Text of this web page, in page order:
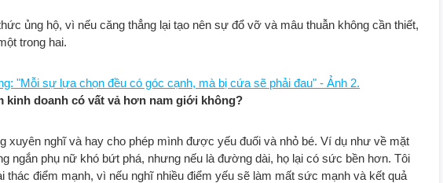
ủng hộ, vì nếu căng thẳng lại tạo nên sự đổ vỡ và mâu thuẫn không cần thiết,
trong hai.
kinh doanh có vất vả hơn nam giới không?
xuyên nghĩ và hay cho phép mình được yếu đuối và nhỏ bé. Ví dụ như về mặt
ngắn phụ nữ khó bứt phá, nhưng nếu là đường dài, họ lại có sức bền hơn. Tôi
thác điểm mạnh, vì nếu nghĩ nhiều điểm yếu sẽ làm mất sức mạnh và kết quả